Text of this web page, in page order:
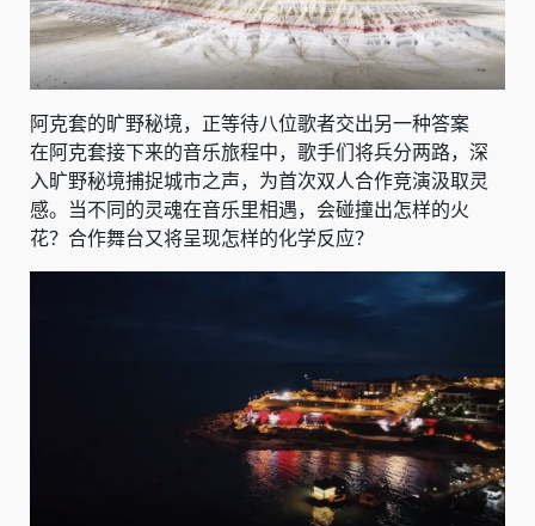
阿克套的旷野秘境，正等待八位歌者交出另一种答案
在阿克套接下来的音乐旅程中，歌手们将兵分两路，深
入旷野秘境捕捉城市之声，为首次双人合作竞演汲取灵
感。当不同的灵魂在音乐里相遇，会碰撞出怎样的火
花？合作舞台又将呈现怎样的化学反应？